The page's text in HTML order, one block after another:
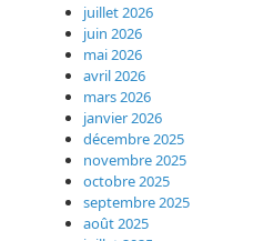
juillet 2026
juin 2026
mai 2026
avril 2026
mars 2026
janvier 2026
décembre 2025
novembre 2025
octobre 2025
septembre 2025
août 2025